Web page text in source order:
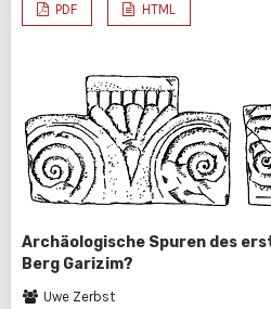
PDF HTML
Archäologische Spuren des
Berg Garizim?
Uwe Zerbst